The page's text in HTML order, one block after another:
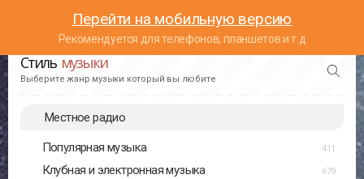
Перейти на мобильную версию
Рекомендуется для телефонов, планшетов и т.д
Стиль музыки
Выберите жанр музыки который вы любите
Местное радио
Популярная музыка 411
Клубная и электронная музыка 679